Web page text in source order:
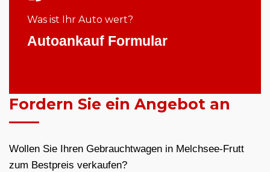
Was ist Ihr Auto wert?
Autoankauf Formular
Fordern Sie ein Angebot an
Wollen Sie Ihren Gebrauchtwagen in Melchsee-Frutt
zum Bestpreis verkaufen?